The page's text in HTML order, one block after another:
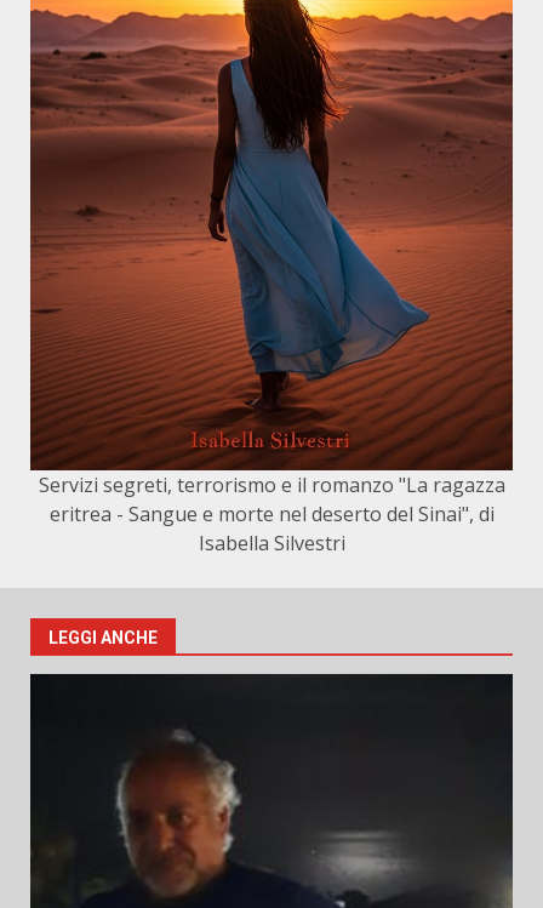
Servizi segreti, terrorismo e il romanzo "La ragazza
eritrea - Sangue e morte nel deserto del Sinai", di
Isabella Silvestri
LEGGI ANCHE